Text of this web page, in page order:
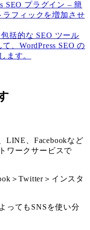
SEO プラグイン – 簡
ラフィックを増加させ
括的な SEO ツール
、WordPress SEO の
ます。
LINE、Facebookなど
ワークサービスで
＞Twitter＞インスタ
ってもSNSを使い分